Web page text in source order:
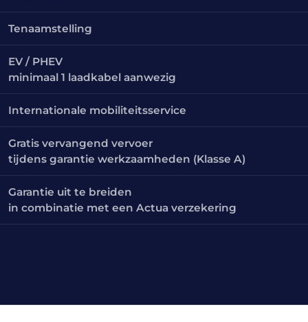
Tenaamstelling
EV / PHEV
minimaal 1 laadkabel aanwezig
Internationale mobiliteitsservice
Gratis vervangend vervoer
tijdens garantie werkzaamheden (Klasse A)
Garantie uit te breiden
in combinatie met een Actua verzekering